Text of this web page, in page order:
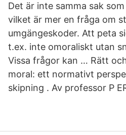
Det är inte samma sak
vilket är mer en fråga om
umgängeskoder. Att peta
t.ex. inte omoraliskt utan
Vissa frågor kan … Rätt
moral: ett normativt
skipning . Av professor P